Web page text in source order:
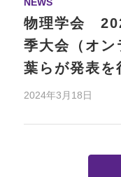
物理学会
季⼤会（オン
葉らが発表を
2024年3月18日